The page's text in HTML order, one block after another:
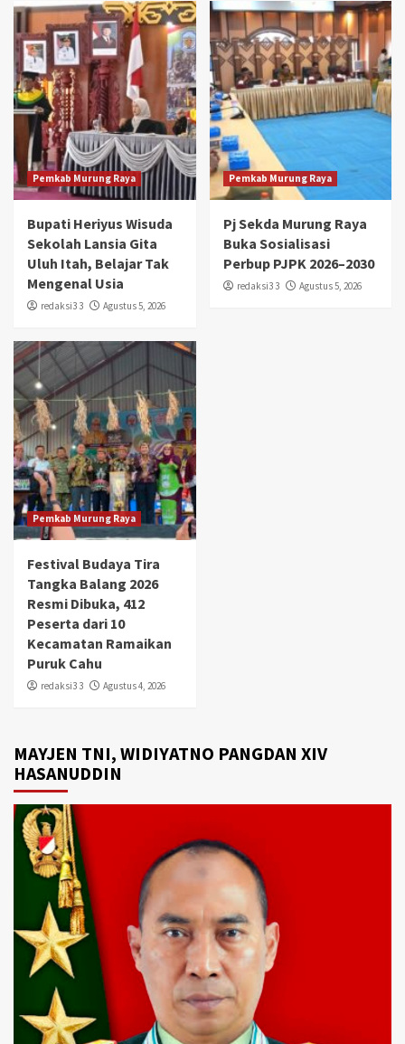
Pemkab Murung Raya
Bupati Heriyus Wisuda
Sekolah Lansia Gita
Uluh Itah, Belajar Tak
Mengenal Usia
redaksi3 3 Agustus 5, 2026
Pemkab Murung Raya
Pj Sekda Murung Raya
Buka Sosialisasi
Perbup PJPK 2026–2030
redaksi3 3 Agustus 5, 2026
Pemkab Murung Raya
Festival Budaya Tira
Tangka Balang 2026
Resmi Dibuka, 412
Peserta dari 10
Kecamatan Ramaikan
Puruk Cahu
redaksi3 3 Agustus 4, 2026
MAYJEN TNI, WIDIYATNO PANGDAN XIV
HASANUDDIN